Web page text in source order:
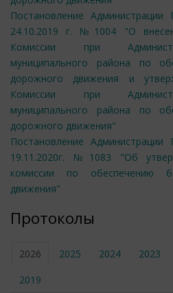
Постановление
24.10.2019 г. №1004 "О
Комиссии при
муниципального района по
дорожного движения и
Комиссии при
муниципального района по
дорожного движения"
Постановление
19.11.2020г. №1083 "Об
комиссии по обеспечению
движения"
Протоколы
2026 2025 2024 2023
2019